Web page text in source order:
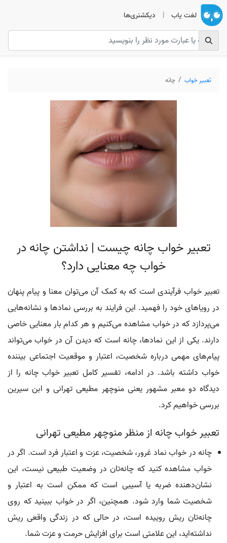
لغت یاب | دیکشنری‌ها
تعبیر خواب چانه
تعبیر خواب چانه چیست | نداشتن چانه در
خواب چه معنایی دارد؟
تعبیر خواب فرآیندی است که به کمک آن می‌توان معنا و پیام پنهان
در رویاهای خود را فهمید. این فرایند به بررسی نمادها و نشانه‌هایی
می‌پردازد که در خواب مشاهده می‌کنیم و هر کدام بار معنایی خاصی
دارند. یکی از این نمادها، چانه است که دیدن آن در خواب می‌تواند
پیام‌های مهمی درباره شخصیت، اعتبار و موقعیت اجتماعی بیننده
خواب داشته باشد. در ادامه، تفسیر کامل تعبیر خواب چانه را از
دیدگاه دو معبر مشهور یعنی منوچهر مطیعی تهرانی و ابن سیرین
بررسی خواهیم کرد.
تعبیر خواب چانه از منظر منوچهر مطیعی تهرانی
چانه در خواب نماد غرور، شخصیت، عزت و اعتبار فرد است. اگر در
خواب مشاهده کنید که چانه‌تان در وضعیت طبیعی نیست، این
نشان‌دهنده ضربه یا آسیبی است که ممکن است به اعتبار و
شخصیت شما وارد شود. همچنین، اگر در خواب ببینید که روی
چانه‌تان ریش روییده است، در حالی که در زندگی واقعی ریش
نداشته‌اید، این علامتی است برای افزایش حرمت و عزت شما.